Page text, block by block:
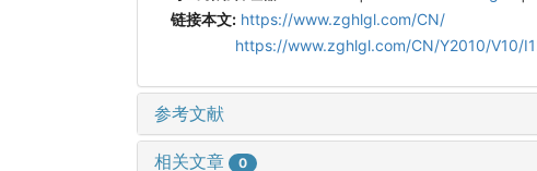
链接本文: https://www.zghlgl.com/CN/
https://www.zghlgl.com/CN/Y2010/V10/
参考文献
相关文章 0